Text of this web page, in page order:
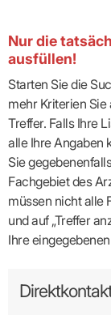
Nur die
ausfüllen!
Starten Sie die
mehr Kriterien
Treffer. Falls Ihre
alle Ihre Angaben
Sie
Fachgebiet des
müssen nicht alle
und auf „Treffer
Ihre